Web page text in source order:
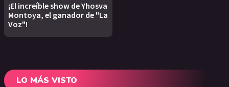
¡El increíble show de Yhosva
Montoya, el ganador de "La
Voz"!
LO MÁS VISTO